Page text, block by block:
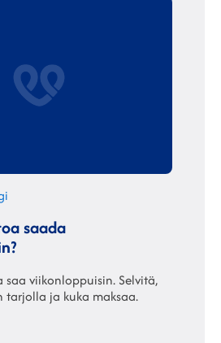
saada
viikonloppuisin. Selvitä,
tarjolla ja kuka maksaa.